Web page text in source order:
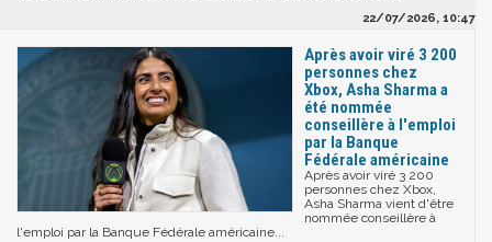
22/07/2026, 10:47
Après avoir viré 3 200
personnes chez
Xbox, Asha Sharma a
été nommée
conseillère à l'emploi
par la Banque
Fédérale américaine
Après avoir viré 3 200
personnes chez Xbox,
Asha Sharma vient d'être
nommée conseillère à
l'emploi par la Banque Fédérale américaine...